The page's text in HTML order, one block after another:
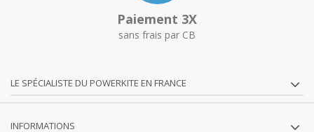
Paiement 3X
sans frais par CB
LE SPÉCIALISTE DU POWERKITE EN FRANCE
INFORMATIONS